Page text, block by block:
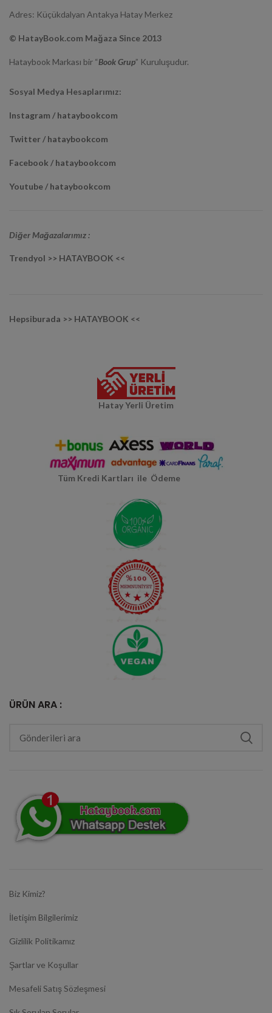
Adres: Küçükdalyan Antakya Hatay Merkez
© HatayBook.com Mağaza Since 2013
Hataybook Markası bir “Book Grup” Kuruluşudur.
Sosyal Medya Hesaplarımız:
Instagram / hataybookcom
Twitter / hataybookcom
Facebook / hataybookcom
Youtube / hataybookcom
Diğer Mağazalarımız :
Trendyol >> HATAYBOOK <<
Hepsiburada >> HATAYBOOK <<
Hatay Yerli Üretim
Tüm Kredi Kartları ile Ödeme
ÜRÜN ARA :
Biz Kimiz?
İletişim Bilgilerimiz
Gizlilik Politikamız
Şartlar ve Koşullar
Mesafeli Satış Sözleşmesi